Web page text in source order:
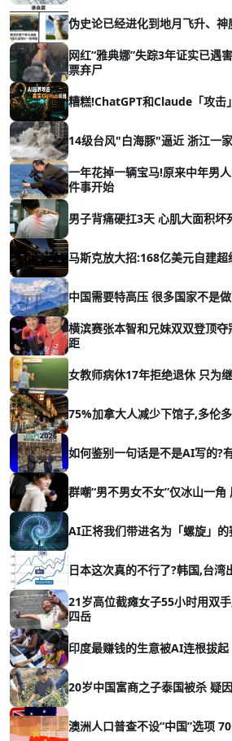
伪史论已经进化到地月飞升、
网红“雅典娜”失踪3年证实已遇
票弃尸
糟糕!ChatGPT和Claude「攻击
14级台风"白海豚"逼近 浙江一
一年花掉一辆宝马!原来中年男
件事开始
男子背痛硬扛3天 心肌大面积坏
马斯克放大招:168亿美元自建
中国需要特高压 很多国家不是
横滨赛张本智和兄妹双双登顶
距
女教师病休17年拒绝退休 只为
75%加拿大人减少下馆子,多伦
如何鉴别一句话是不是AI写的?
群嘲“男不男女不女”仅冰山一角
AI正将我们带进名为「螺旋」的
日本这次真的不行了?韩国,台湾
21岁高位截瘫女子55小时用双
四岳
印度最赚钱的生意被AI连根拔起
20岁中国富商之子泰国被杀 疑
澳洲人口普查不设“中国”选项